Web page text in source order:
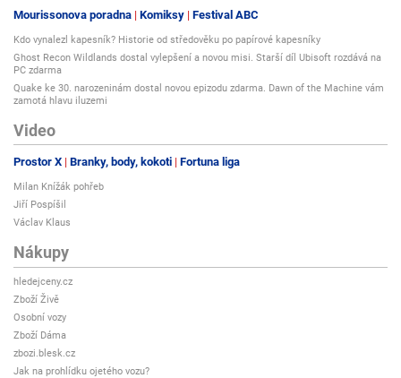
Mourissonova poradna Komiksy Festival ABC
Kdo vynalezl kapesník? Historie od středověku po papírové kapesníky
Ghost Recon Wildlands dostal vylepšení a novou misi. Starší díl Ubisoft rozdává na
PC zdarma
Quake ke 30. narozeninám dostal novou epizodu zdarma. Dawn of the Machine vám
zamotá hlavu iluzemi
Video
Prostor X Branky, body, kokoti Fortuna liga
Milan Knížák pohřeb
Jiří Pospíšil
Václav Klaus
Nákupy
hledejceny.cz
Zboží Živě
Osobní vozy
Zboží Dáma
zbozi.blesk.cz
Jak na prohlídku ojetého vozu?